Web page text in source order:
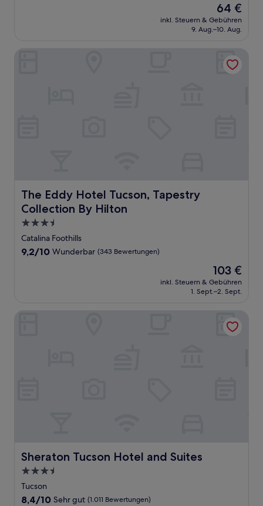
Bewertungen)
Der
Preis
beträgt
64 €
inkl. Steuern & Gebühren
9. Aug.–10. Aug.
The Eddy Hotel Tucson, Tapestry
Collection By Hilton
The Eddy Hotel Tucson, Tapestry Collection By Hilton
3.5-
Sterne-
Unterkunft
Catalina Foothills
9.2
9,2/10 Wunderbar (343 Bewertungen)
Der
Preis
beträgt
103 €
inkl. Steuern & Gebühren
1. Sept.–2. Sept.
The Eddy Hotel Tucson, Tapestry Collection By Hilton
Sheraton Tucson Hotel and Suites
Sheraton Tucson Hotel and Suites
3.5-
Sterne-
Unterkunft
Tucson
8.4
8,4/10 Sehr gut (1.011 Bewertungen)